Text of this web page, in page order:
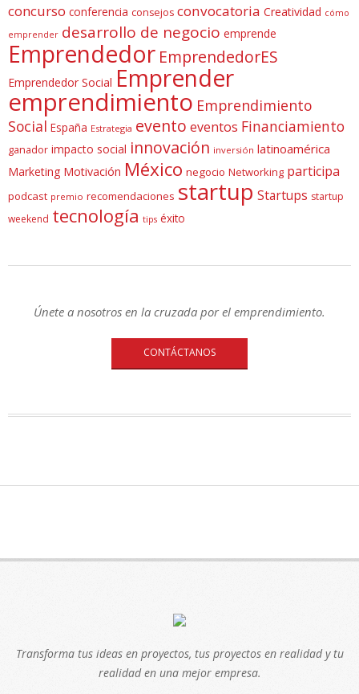
concurso conferencia consejos convocatoria Creatividad cómo
emprender desarrollo de negocio emprende
Emprendedor EmprendedorES
Emprendedor Social Emprender
emprendimiento Emprendimiento
Social España Estrategia evento eventos Financiamiento
ganador impacto social innovación inversión latinoamérica
Marketing Motivación México negocio Networking participa
podcast premio recomendaciones startup Startups startup
weekend tecnología tips éxito
Únete a nosotros en la cruzada por el emprendimiento.
CONTÁCTANOS
Transforma tus ideas en proyectos, tus proyectos en realidad y tu
realidad en una mejor empresa.